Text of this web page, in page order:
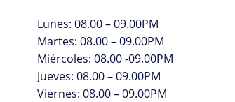
Lunes: 08.00 – 09.00PM
Martes: 08.00 – 09.00PM
Miércoles: 08.00 -09.00PM
Jueves: 08.00 – 09.00PM
Viernes: 08.00 – 09.00PM